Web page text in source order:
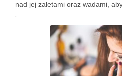
nad jej zaletami oraz wadami,
czy Białołęce oraz …